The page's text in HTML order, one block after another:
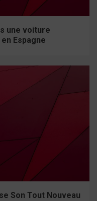
une voiture
Espagne
Son Tout Nouveau